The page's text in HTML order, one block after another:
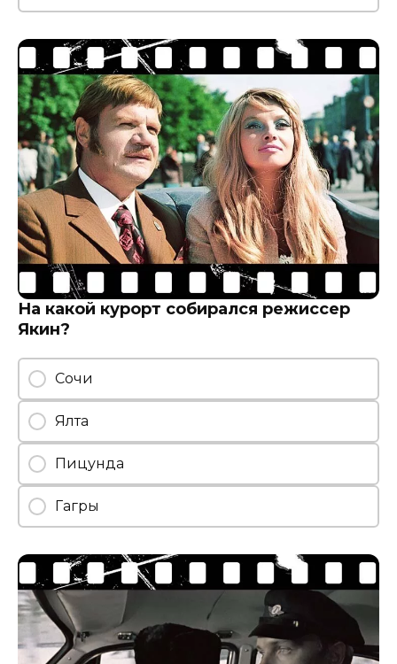
На какой курорт собирался режиссер
Якин?
Сочи
Ялта
Пицунда
Гагры